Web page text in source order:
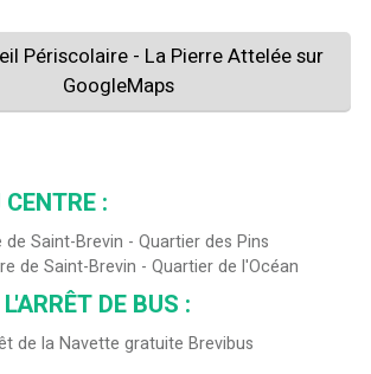
Périscolaire - La Pierre Attelée sur
GoogleMaps
:
Saint-Brevin - Quartier des Pins
de Saint-Brevin - Quartier de l'Océan
DE BUS :
de la Navette gratuite Brevibus